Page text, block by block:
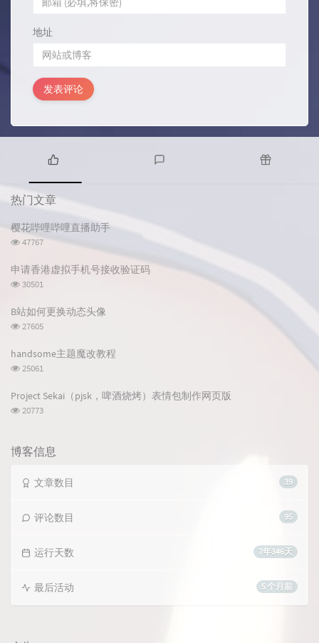
地址
发表评论
热
门
文
章
热门文章
樱花哔哩哔哩直播助手
浏
次
数:
47767
申请香港虚拟手机号接收验证码
浏
次
数:
30501
B站如何更换动态头像
浏
次
27605
handsome主题魔改教程
浏
次
数:
25061
Project Sekai（pjsk，啤酒烧烤）表情包制作网页版
浏
数:
20773
博客信息
39
文章数目
95
评论数目
7年346天
运行天数
5 个月前
最后活动